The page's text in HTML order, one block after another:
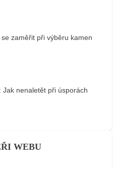
se zaměřit při výběru kamen
Jak nenaletět při úsporách
WEBU